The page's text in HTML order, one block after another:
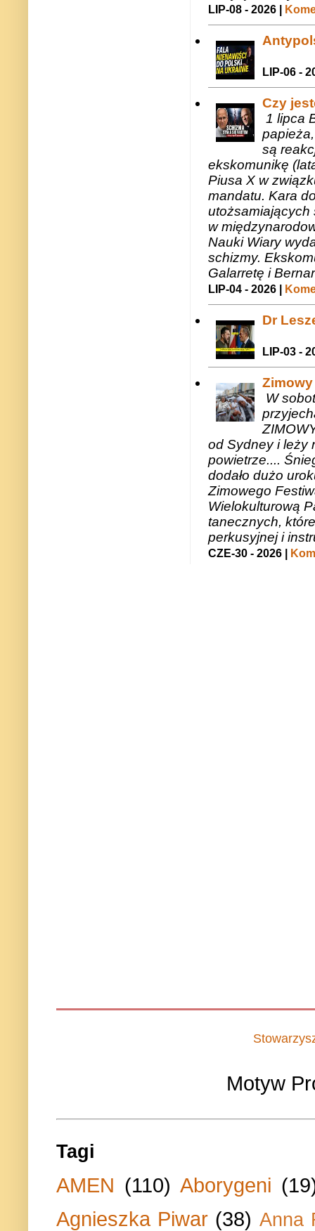
LIP-08 - 2026 |
LIP-06 -
Czy
1 lipca
są
ekskomunikę
Piusa X w
mandatu. Kara
utożsamiających
w
Nauki Wiary
schizmy.
Galarretę i
LIP-04 - 2026 |
Dr
LIP-03 -
W
od Sydney i leży
powietrze....
dodało dużo
Zimowego
Wielokulturową
tanecznych,
perkusyjnej i
CZE-30 - 2026 |
Motyw
Tagi
AMEN (110) Aborygeni
Agnieszka Piwar (38) Anna